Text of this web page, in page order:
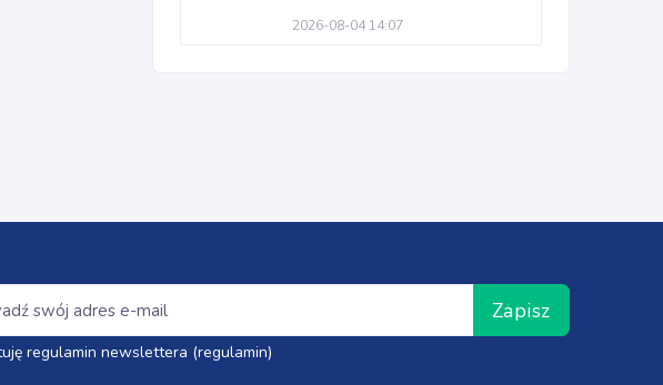
2026-08-04 14:07
Zapisz
regulamin newslettera (regulamin)